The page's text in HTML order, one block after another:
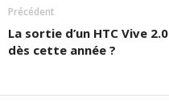
Précédent
La sortie d’un HTC Vive 2.0
dès cette année ?